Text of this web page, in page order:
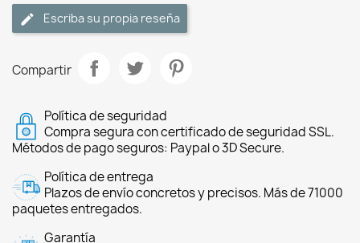
Escriba su propia reseña
Compartir
Política de seguridad
Compra segura con certificado de seguridad SSL.
Métodos de pago seguros: Paypal o 3D Secure.
Política de entrega
Plazos de envío concretos y precisos. Más de 71000
paquetes entregados.
Garantía